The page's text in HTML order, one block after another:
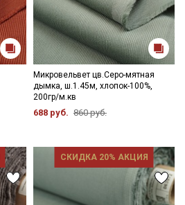
Микровельвет цв.Серо-мятная
дымка, ш.1.45м, хлопок-100%,
200гр/м.кв
688 руб. 860 руб.
СКИДКА 20% АКЦИЯ